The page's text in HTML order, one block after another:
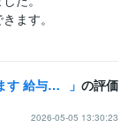
ます。
1名500円～！／社労士が給与計算を代行します 給与計算・算定基礎届など何でも気軽にお任せください！ の評価
2026-05-05 13:30:23